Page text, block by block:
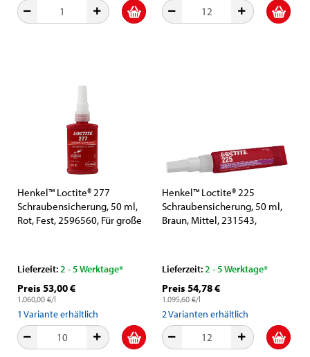
Henkel™ Loctite® 277
Schraubensicherung, 50 ml,
Rot, Fest, 2596560, Für große
Lieferzeit:2 - 5 Werktage*
Preis 53,00 €
1.060,00 €/l
1 Variante erhältlich
Henkel™ Loctite® 225
Schraubensicherung, 50 ml,
Braun, Mittel, 231543,
Lieferzeit:2 - 5 Werktage*
Preis 54,78 €
1.095,60 €/l
2Varianten erhältlich